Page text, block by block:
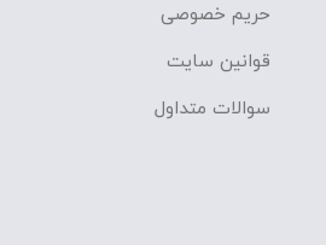
حریم خصوصی
قوانین سایت
سوالات متداول